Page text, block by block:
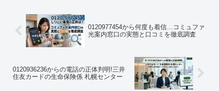
0120977454から何度も着信…コミュファ
光案内窓口の実態と口コミを徹底調査
0120936236からの電話の正体判明!三井
住友カードの生命保険係 札幌センター